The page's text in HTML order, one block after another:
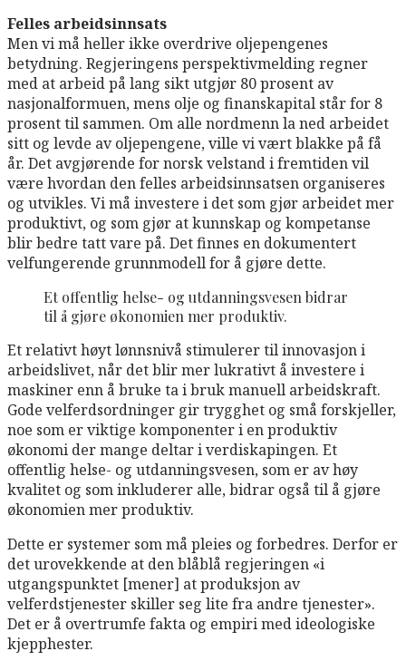
Felles arbeidsinnsats
Men vi må heller ikke overdrive oljepengenes
betydning. Regjeringens perspektivmelding regner
med at arbeid på lang sikt utgjør 80 prosent av
nasjonalformuen, mens olje og finanskapital står for 8
prosent til sammen. Om alle nordmenn la ned arbeidet
sitt og levde av oljepengene, ville vi vært blakke på få
år. Det avgjørende for norsk velstand i fremtiden vil
være hvordan den felles arbeidsinnsatsen organiseres
og utvikles. Vi må investere i det som gjør arbeidet mer
produktivt, og som gjør at kunnskap og kompetanse
blir bedre tatt vare på. Det finnes en dokumentert
velfungerende grunnmodell for å gjøre dette.
Et offentlig helse- og utdanningsvesen bidrar
til å gjøre økonomien mer produktiv.
Et relativt høyt lønnsnivå stimulerer til innovasjon i
arbeidslivet, når det blir mer lukrativt å investere i
maskiner enn å bruke ta i bruk manuell arbeidskraft.
Gode velferdsordninger gir trygghet og små forskjeller,
noe som er viktige komponenter i en produktiv
økonomi der mange deltar i verdiskapingen. Et
offentlig helse- og utdanningsvesen, som er av høy
kvalitet og som inkluderer alle, bidrar også til å gjøre
økonomien mer produktiv.
Dette er systemer som må pleies og forbedres. Derfor er
det urovekkende at den blåblå regjeringen «i
utgangspunktet [mener] at produksjon av
velferdstjenester skiller seg lite fra andre tjenester».
Det er å overtrumfe fakta og empiri med ideologiske
kjepphester.